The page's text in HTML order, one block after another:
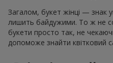
Загалом, букет жінці — знак
лишить байдужими. То ж не
букети просто так, не
допоможе знайти квітковий